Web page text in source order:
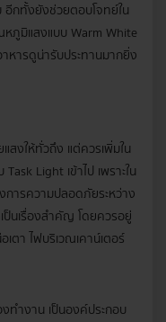
อีกทั้งยังช่วยตอบโจทย์ใน
หภูมิแสงแบบ Warm White
หารดูน่ารับประทานมากยิ่ง
สงให้ทั่วถึง แต่ควรเพิ่มใน
Light เข้าไป เพราะใน
ารความปลอดภัยระหว่าง
ป็นเรื่องสำคัญ โดยควรอยู่
ตา ไฟบริเวณเคาน์เตอร์
ทำงาน เป็นองค์ประกอบ